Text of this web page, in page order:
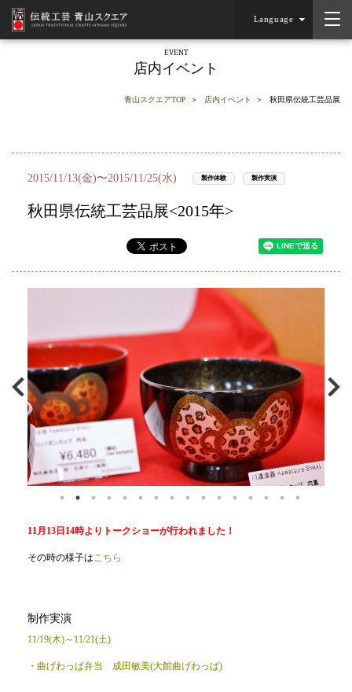
Language
EVENT
店内イベント
青山スクエアTOP 店内イベント 秋田県伝統工芸品展
2015/11/13(金)〜2015/11/25(水) 製作体験 製作実演
秋田県伝統工芸品展<2015年>
11月13日14時よりトークショーが行われました！
その時の様子はこちら
制作実演
11/19(木)～11/21(土)
・曲げわっぱ弁当 成田敏美(大館曲げわっぱ)